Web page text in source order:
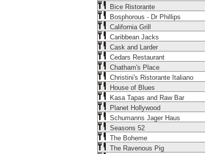
Bice Ristorante
Bosphorous - Dr Phillips
California Grill
Caribbean Jacks
Cask and Larder
Cedars Restaurant
Chatham's Place
Christini's Ristorante Italiano
House of Blues
Kasa Tapas and Raw Bar
Planet Hollywood
Schumanns Jager Haus
Seasons 52
The Boheme
The Ravenous Pig